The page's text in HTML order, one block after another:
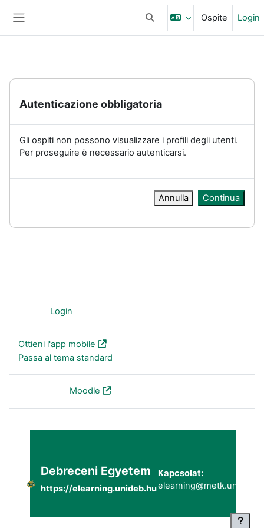
Attiva/disattiva input di
Ospite Login
Autenticazione obbligatoria
Gli ospiti non possono visualizzare i profili degli utenti.
Per proseguire è necessario autenticarsi.
Annulla Continua
Login
Ottieni l'app mobile
Passa al tema standard
Moodle
Debreceni Egyetem
https://elearning.unideb.hu
Kapcsolat: